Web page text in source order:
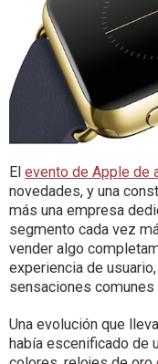
El evento de Apple de
novedades, y una
más una empresa
segmento cada vez
vender algo
experiencia de
sensaciones
Una evolución que
había escenificado de